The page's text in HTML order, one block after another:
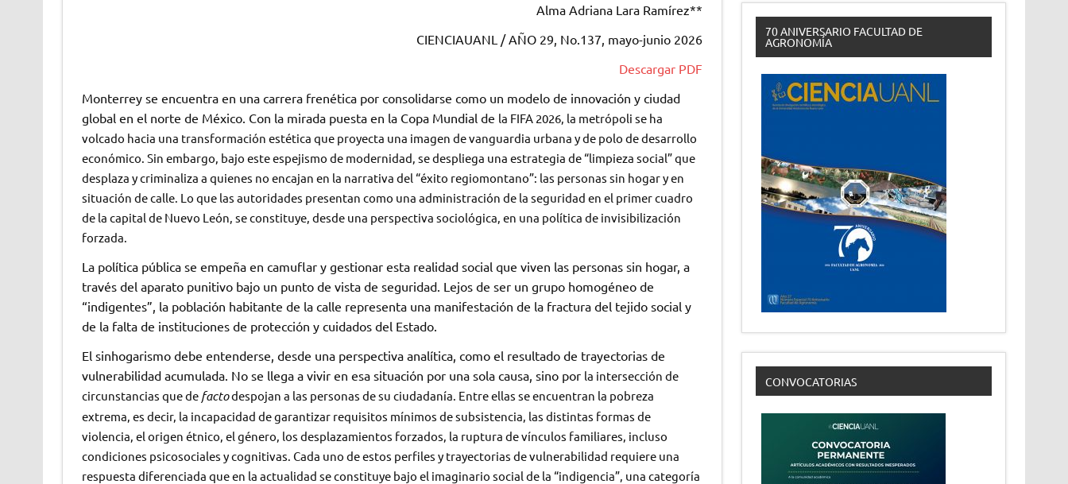
Alma Adriana Lara Ramírez**
CIENCIAUANL / AÑO 29, No.137, mayo-junio 2026
Descargar PDF
Monterrey se encuentra en una carrera frenética por consolidarse como un modelo de innovación y ciudad
global en el norte de México. Con la mirada puesta en la Copa Mundial de la FIFA 2026, la metrópoli se ha
volcado hacia una transformación estética que proyecta una imagen de vanguardia urbana y de polo de desarrollo
económico. Sin embargo, bajo este espejismo de modernidad, se despliega una estrategia de “limpieza social” que
desplaza y criminaliza a quienes no encajan en la narrativa del “éxito regiomontano”: las personas sin hogar y en
situación de calle. Lo que las autoridades presentan como una administración de la seguridad en el primer cuadro
de la capital de Nuevo León, se constituye, desde una perspectiva sociológica, en una política de invisibilización
forzada.
La política pública se empeña en camuflar y gestionar esta realidad social que viven las personas sin hogar, a
través del aparato punitivo bajo un punto de vista de seguridad. Lejos de ser un grupo homogéneo de
“indigentes”, la población habitante de la calle representa una manifestación de la fractura del tejido social y
de la falta de instituciones de protección y cuidados del Estado.
El sinhogarismo debe entenderse, desde una perspectiva analítica, como el resultado de trayectorias de
vulnerabilidad acumulada. No se llega a vivir en esa situación por una sola causa, sino por la intersección de
circunstancias que de factodespojan a las personas de su ciudadanía. Entre ellas se encuentran la pobreza
extrema, es decir, la incapacidad de garantizar requisitos mínimos de subsistencia, las distintas formas de
violencia, el origen étnico, el género, los desplazamientos forzados, la ruptura de vínculos familiares, incluso
condiciones psicosociales y cognitivas. Cada uno de estos perfiles y trayectorias de vulnerabilidad requiere una
respuesta diferenciada que en la actualidad se constituye bajo el imaginario social de la “indigencia”, una categoría
70 ANIVERSARIO FACULTAD DE
AGRONOMÍA
CONVOCATORIAS